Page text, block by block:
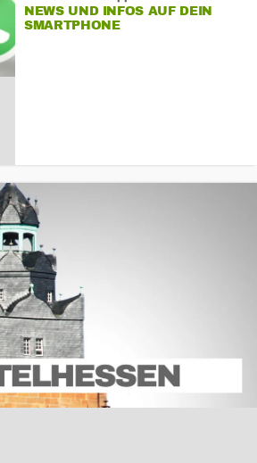
NEWS UND INFOS AUF DEIN
SMARTPHONE